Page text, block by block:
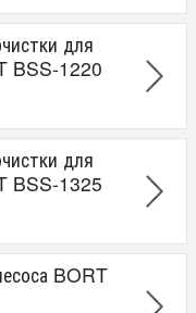
для
BSS-1220
для
BSS-1325
BORT